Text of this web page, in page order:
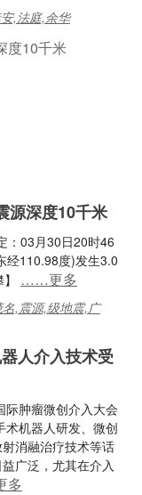
,法庭,余华
源深度10千米
：03月30日20时46
经110.98度)发生3.0
……更多
,震源,级地震,广
人介入技术受
肿瘤微创介入大会
机器人研发、微创
消融治疗技术等话
广泛，尤其在介入